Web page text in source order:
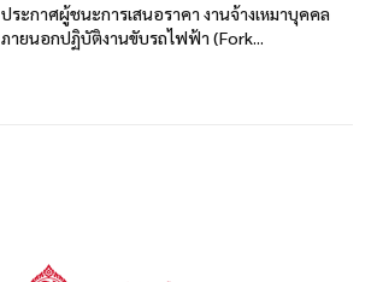
ประกาศผู้ชนะการเสนอราคา งานจ้างเหมาบุคคล
ภายนอกปฏิบัติงานขับรถไฟฟ้า (Fork...